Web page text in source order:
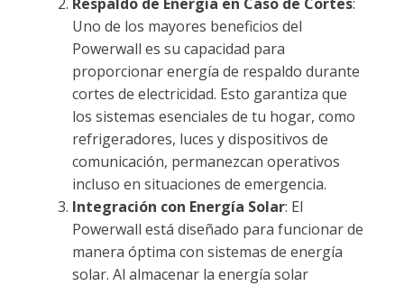
Respaldo de Energía en Caso de Cortes:
Uno de los mayores beneficios del
Powerwall es su capacidad para
proporcionar energía de respaldo durante
cortes de electricidad. Esto garantiza que
los sistemas esenciales de tu hogar, como
refrigeradores, luces y dispositivos de
comunicación, permanezcan operativos
incluso en situaciones de emergencia.
Integración con Energía Solar: El
Powerwall está diseñado para funcionar de
manera óptima con sistemas de energía
solar. Al almacenar la energía solar